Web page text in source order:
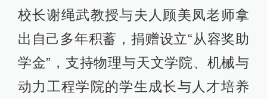
校长谢绳武教授与夫人顾美凤老师拿
出自己多年积蓄，捐赠设立“从容奖助
学金”，支持物理与天文学院、机械与
动力工程学院的学生成长与人才培养